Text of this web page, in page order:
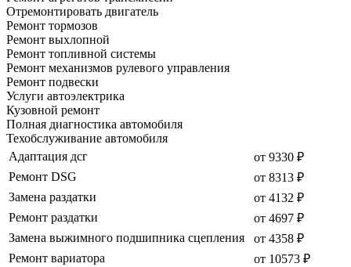
Отремонтировать двигатель
Ремонт тормозов
Ремонт выхлопной
Ремонт топливной системы
Ремонт механизмов рулевого управления
Ремонт подвески
Услуги автоэлектрика
Кузовной ремонт
Полная диагностика автомобиля
Техобслуживание автомобиля
Адаптация дсг
от 9330 ₽
Ремонт DSG
от 8313 ₽
Замена раздатки
от 4132 ₽
Ремонт раздатки
от 4697 ₽
Замена выжимного подшипника сцепления
от 4358 ₽
Ремонт вариатора
от 10573 ₽